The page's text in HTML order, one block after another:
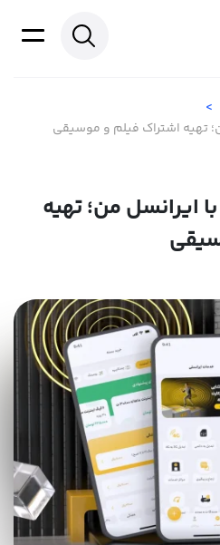
تهیه اشتراک فیلم و موسیقی
ایرانسل من؛ تهیه